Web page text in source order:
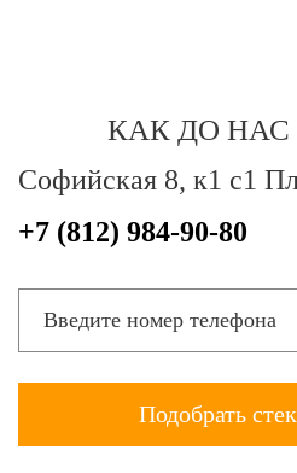
КАК ДО НАС
Софийская 8, к1 с1
+7 (812) 984-90-80